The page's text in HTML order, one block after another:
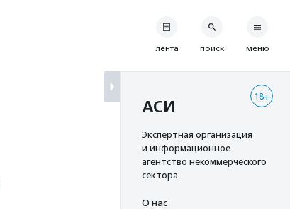
лента поиск меню
18+
АСИ
Экспертная организация
и информационное
агентство некоммерческого
сектора
О нас